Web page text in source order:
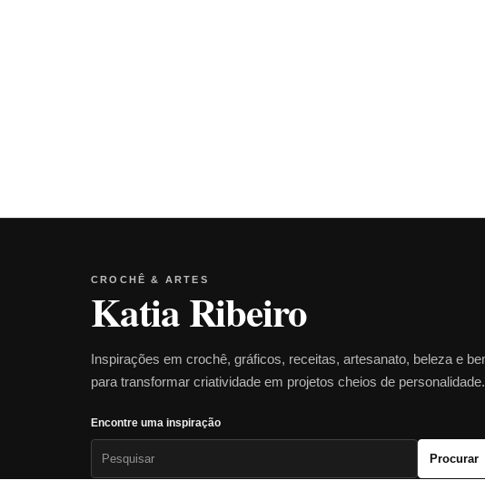
CROCHÊ & ARTES
Katia Ribeiro
Inspirações em crochê, gráficos, receitas, artesanato, beleza e
para transformar criatividade em projetos cheios de personalidade.
Encontre uma inspiração
Procurar